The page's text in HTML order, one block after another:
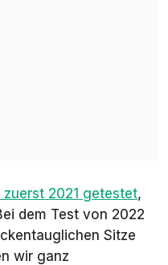
zuerst 2021 getestet,
dem Test von 2022
Sitze
wir ganz